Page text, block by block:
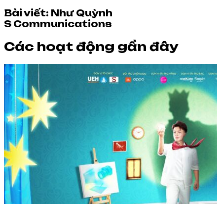
Bài viết: Như Quỳnh
S Communications
Các hoạt động gần đây